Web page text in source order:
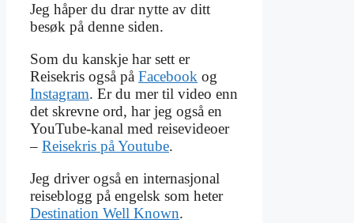
Jeg håper du drar nytte av ditt
besøk på denne siden.
Som du kanskje har sett er
Reisekris også på Facebook og
Instagram. Er du mer til video enn
det skrevne ord, har jeg også en
YouTube-kanal med reisevideoer
– Reisekris på Youtube.
Jeg driver også en internasjonal
reiseblogg på engelsk som heter
Destination Well Known.